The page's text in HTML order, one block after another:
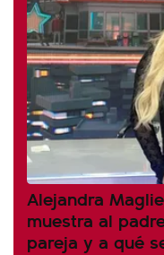
Alejandra
muestra al
pareja y a qué